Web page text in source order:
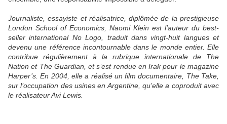
Journaliste, essayiste et réalisatrice, diplômée de la prestigieuse
London School of Economics, Naomi Klein est l’auteur du best-
seller international No Logo, traduit dans vingt-huit langues et
devenu une référence incontournable dans le monde entier. Elle
contribue régulièrement à la rubrique internationale de The
Nation et The Guardian, et s’est rendue en Irak pour le magazine
Harper’s. En 2004, elle a réalisé un film documentaire, The Take,
sur l’occupation des usines en Argentine, qu’elle a coproduit avec
le réalisateur Avi Lewis.